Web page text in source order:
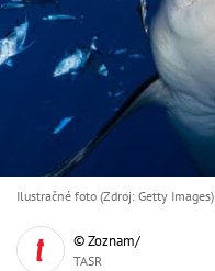
Ilustračné foto (Zdroj: Getty Images)
© Zoznam/
TASR